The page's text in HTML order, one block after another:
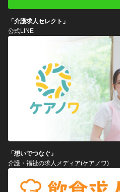
「介護求人セレクト」
公式LINE
「想いでつなぐ」
介護・福祉の求人メディア(ケアノワ)